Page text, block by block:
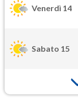
Venerdì 14
Sabato 15